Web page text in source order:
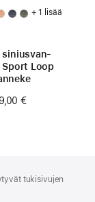
+ 1 lisää
siniusvan­
Sport Loop
€
tukisivujen